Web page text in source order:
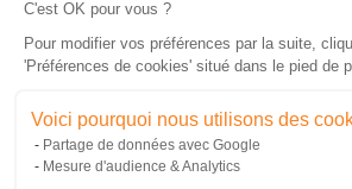
C'est OK pour vous ?
Pour modifier vos préférences par la suite,
'Préférences de cookies' situé dans le pied de
Voici pourquoi nous utilisons des
Partage de données avec Google
Mesure d'audience & Analytics
SUIVEZ-NOUS
Actualités